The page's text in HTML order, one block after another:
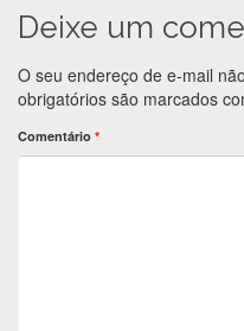
Deixe um
O seu endereço de e-mail
obrigatórios são marcados
Comentário *